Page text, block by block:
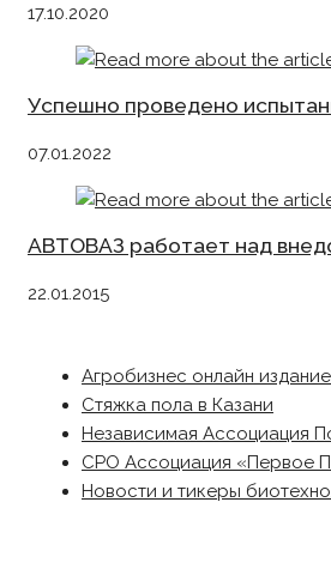
17.10.2020
Успешно проведено
07.01.2022
АВТОВАЗ работает над
22.01.2015
Агробизнес онлайн
Стяжка пола в Казани
Независимая Ассоциация
СРО Ассоциация «Первое
Новости и тикеры